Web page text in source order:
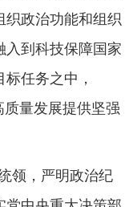
织政治功能和组织
入到科技保障国家
任务之中，
质量发展提供坚强
领，严明政治纪